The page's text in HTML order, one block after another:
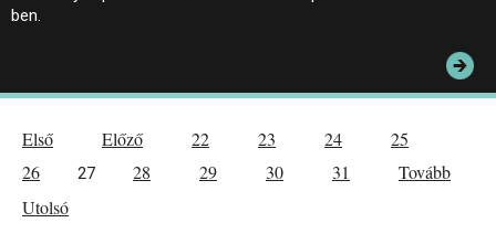
ben.
Első Előző 22 23 24
25
26
27 28 29 30 31
Tovább
Utolsó